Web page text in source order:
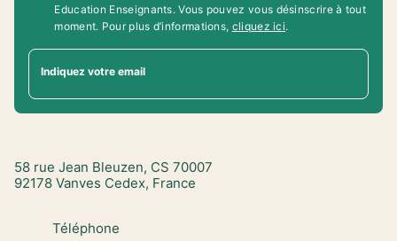
Education Enseignants. Vous pouvez vous désinscrire à tout
moment. Pour plus d’informations, cliquez ici.
Indiquez votre email
58 rue Jean Bleuzen, CS 70007
92178 Vanves Cedex, France
Téléphone